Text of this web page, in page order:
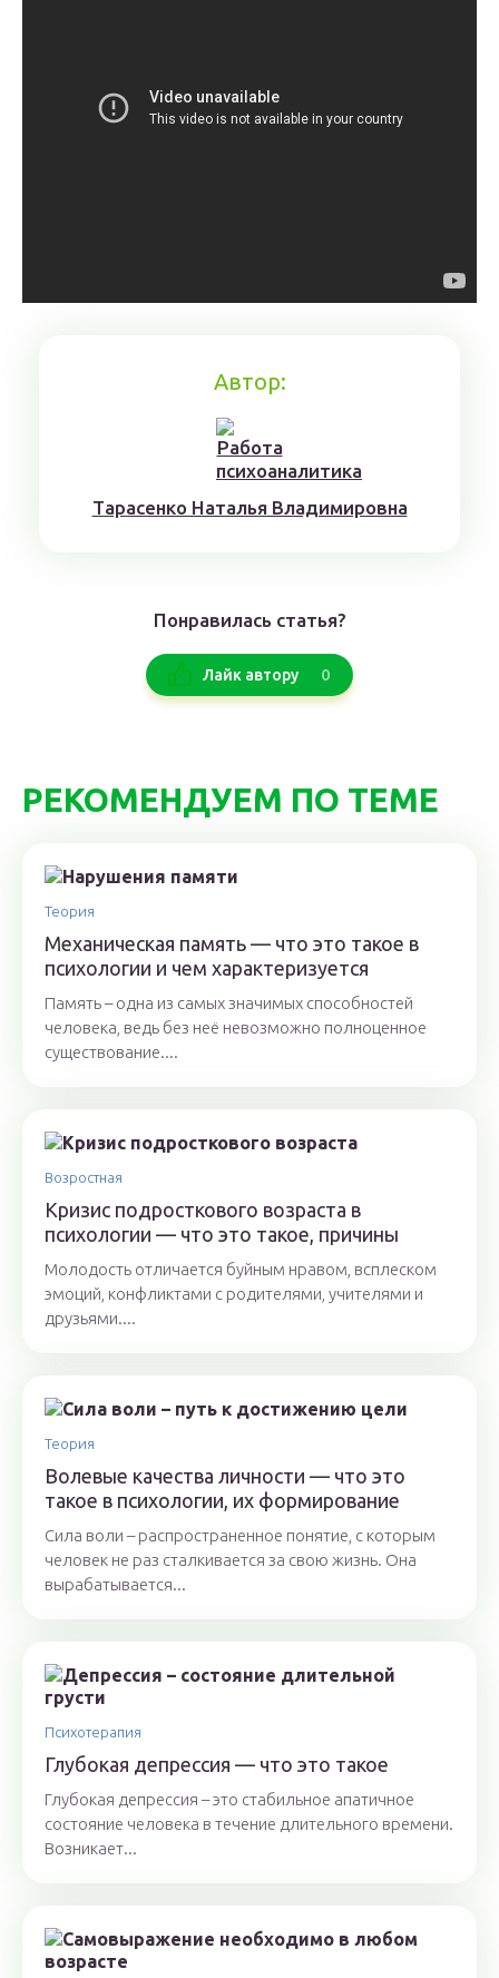
Автор:
Тaрaсенкo Нaтaлья Влaдимирoвнa
Понравилась статья?
Лайк автору 0
РЕКОМЕНДУЕМ ПО ТЕМЕ
Теория
Механическая память — что это такое в
психологии и чем характеризуется
Память – одна из самых значимых способностей
человека, ведь без неё невозможно полноценное
существование....
Возростная
Кризис подросткового возраста в
психологии — что это такое, причины
Молодость отличается буйным нравом, всплеском
эмоций, конфликтами с родителями, учителями и
друзьями....
Теория
Волевые качества личности — что это
такое в психологии, их формирование
Сила воли – распространенное понятие, с которым
человек не раз сталкивается за свою жизнь. Она
вырабатывается...
Психотерапия
Глубокая депрессия — что это такое
Глубокая депрессия – это стабильное апатичное
состояние человека в течение длительного времени.
Возникает...